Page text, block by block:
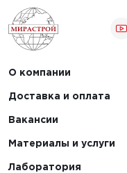
О компании
Доставка и оплата
Вакансии
Материалы и услуги
Лаборатория